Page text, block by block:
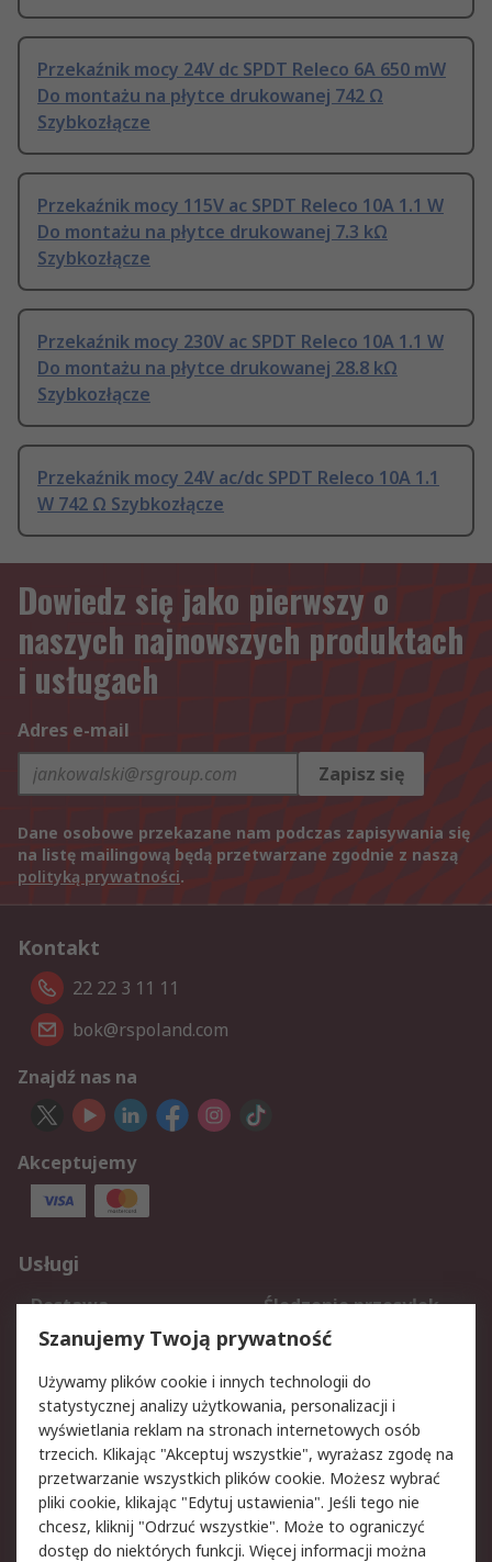
Przekaźnik mocy 24V dc SPDT Releco 6A 650 mW
Do montażu na płytce drukowanej 742 Ω
Szybkozłącze
Przekaźnik mocy 115V ac SPDT Releco 10A 1.1 W
Do montażu na płytce drukowanej 7.3 kΩ
Szybkozłącze
Przekaźnik mocy 230V ac SPDT Releco 10A 1.1 W
Do montażu na płytce drukowanej 28.8 kΩ
Szybkozłącze
Przekaźnik mocy 24V ac/dc SPDT Releco 10A 1.1
W 742 Ω Szybkozłącze
Dowiedz się jako pierwszy o
naszych najnowszych produktach
i usługach
Adres e-mail
Zapisz się
Dane osobowe przekazane nam podczas zapisywania się
na listę mailingową będą przetwarzane zgodnie z naszą
polityką prywatności.
Kontakt
22 22 3 11 11
bok@rspoland.com
Znajdź nas na
Akceptujemy
Usługi
Dostawa
Śledzenie przesyłek
Reklamacje i zwroty
Rejestracja
Aspekty prawne
Bezpieczeństwo e-
maila
Polityka dotycząca
plików cookie
Polityka prywatności
Użytkowanie witryny
Zastrzeżenia prawne
Warunki Sprzedaży
Szanujemy Twoją prywatność
Używamy plików cookie i innych technologii do
statystycznej analizy użytkowania, personalizacji i
wyświetlania reklam na stronach internetowych osób
trzecich. Klikając "Akceptuj wszystkie", wyrażasz zgodę na
przetwarzanie wszystkich plików cookie. Możesz wybrać
pliki cookie, klikając "Edytuj ustawienia". Jeśli tego nie
chcesz, kliknij "Odrzuć wszystkie". Może to ograniczyć
dostęp do niektórych funkcji. Więcej informacji można